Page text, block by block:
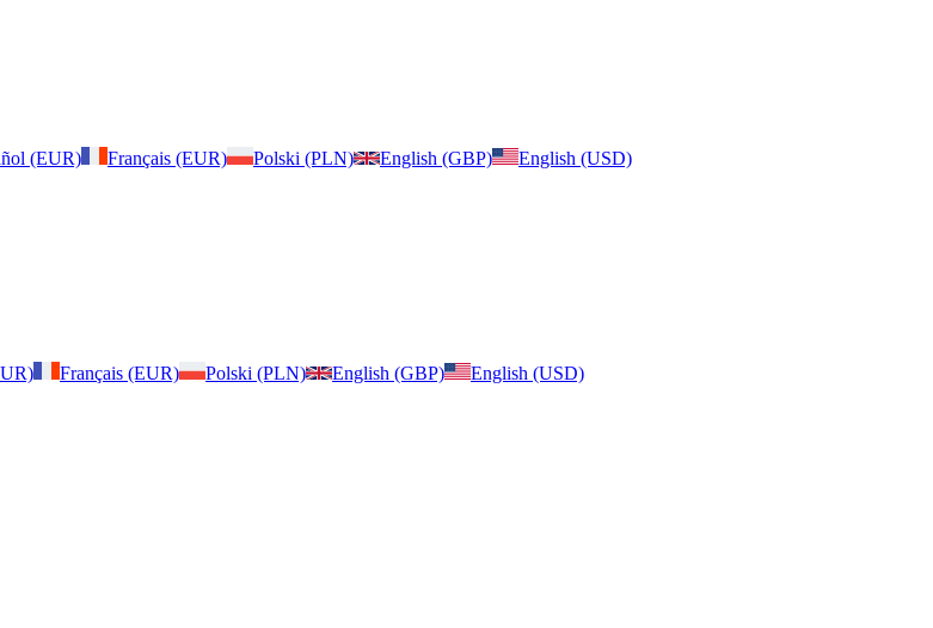
(EUR) Français (EUR) Polski (PLN) English (GBP) English (USD)
Français (EUR) Polski (PLN) English (GBP)
English (USD)